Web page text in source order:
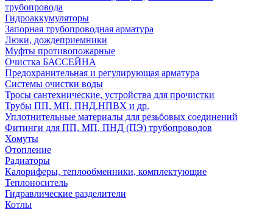
трубопровода
Гидроаккумуляторы
Запорная трубопроводная арматура
Люки, дождеприемники
Муфты противопожарные
Очистка БАССЕЙНА
Предохранительная и регулирующая арматура
Системы очистки воды
Тросы сантехнические, устройства для прочистки
Трубы ПП, МП, ПНД,НПВХ и др.
Уплотнительные материалы для резьбовых соединений
Фитинги для ПП, МП, ПНД (ПЭ) трубопроводов
Хомуты
Отопление
Радиаторы
Калориферы, теплообменники, комплектующие
Теплоноситель
Гидравлические разделители
Котлы